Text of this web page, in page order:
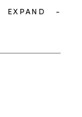
EXPAND -